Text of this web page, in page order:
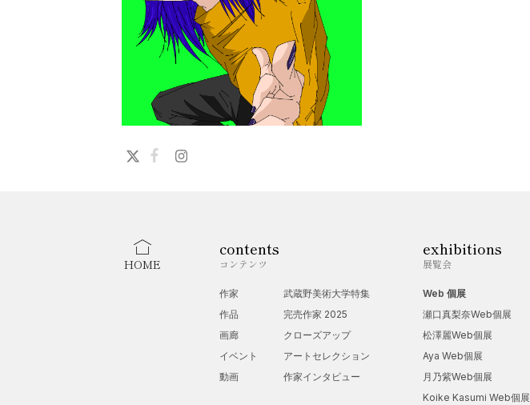
HOME
contents
コンテンツ
作家
作品
画廊
イベント
動画
武蔵野美術大学特集
完売作家 2025
クローズアップ
アートセレクション
作家インタビュー
exhibitions
展覧会
Web 個展
瀬口真梨奈Web個展
松澤麗Web個展
Aya Web個展
月乃紫Web個展
Koike Kasumi Web個展